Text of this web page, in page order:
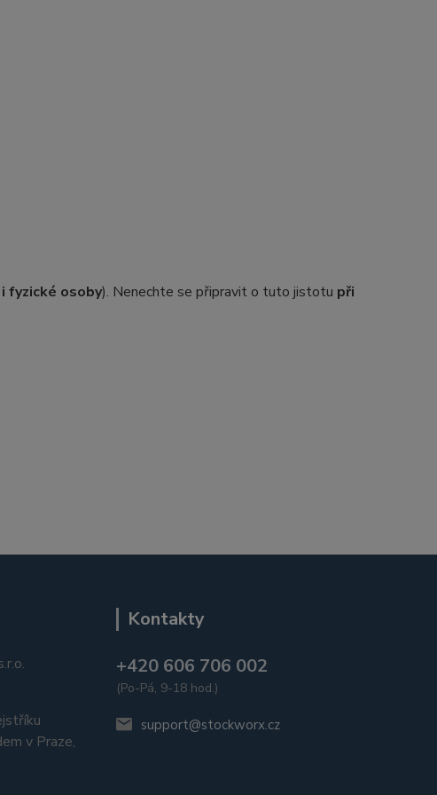
fyzické osoby). Nenechte se připravit o tuto jistotu při
v Praze,
Kontakty
+420 606 706 002
(Po-Pá, 9-18 hod.)
support@stockworx.cz